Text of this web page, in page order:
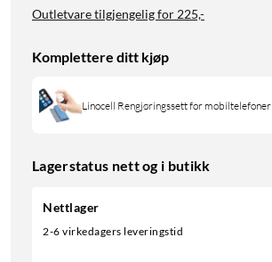
Outletvare tilgjengelig for 225,-
Komplettere ditt kjøp
Linocell Rengjøringssett for mobiltelefoner
Lagerstatus nett og i butikk
Nettlager
2-6 virkedagers leveringstid